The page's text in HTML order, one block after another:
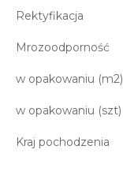
Rektyfikacja
Mrozoodporność
w opakowaniu (m2)
w opakowaniu (szt)
Kraj pochodzenia